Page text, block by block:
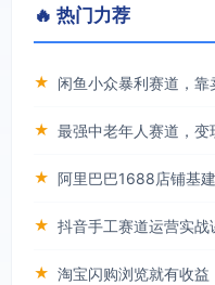
🔥 热门力荐
★
★ 最强中老年人赛道，
★
★
★